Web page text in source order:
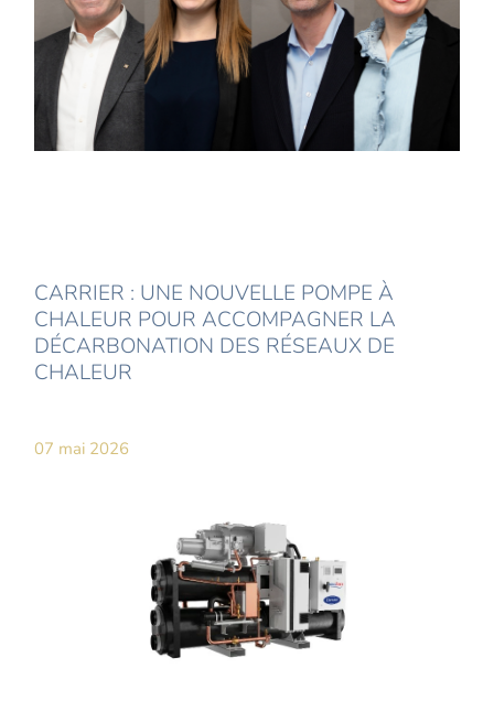
CARRIER : UNE NOUVELLE POMPE À
CHALEUR POUR ACCOMPAGNER LA
DÉCARBONATION DES RÉSEAUX DE
CHALEUR
07 mai 2026